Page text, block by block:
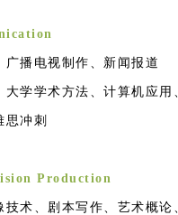
播电视制作、新闻报道
学学术方法、计算机应用
思冲刺
Production
术、剧本写作、艺术概